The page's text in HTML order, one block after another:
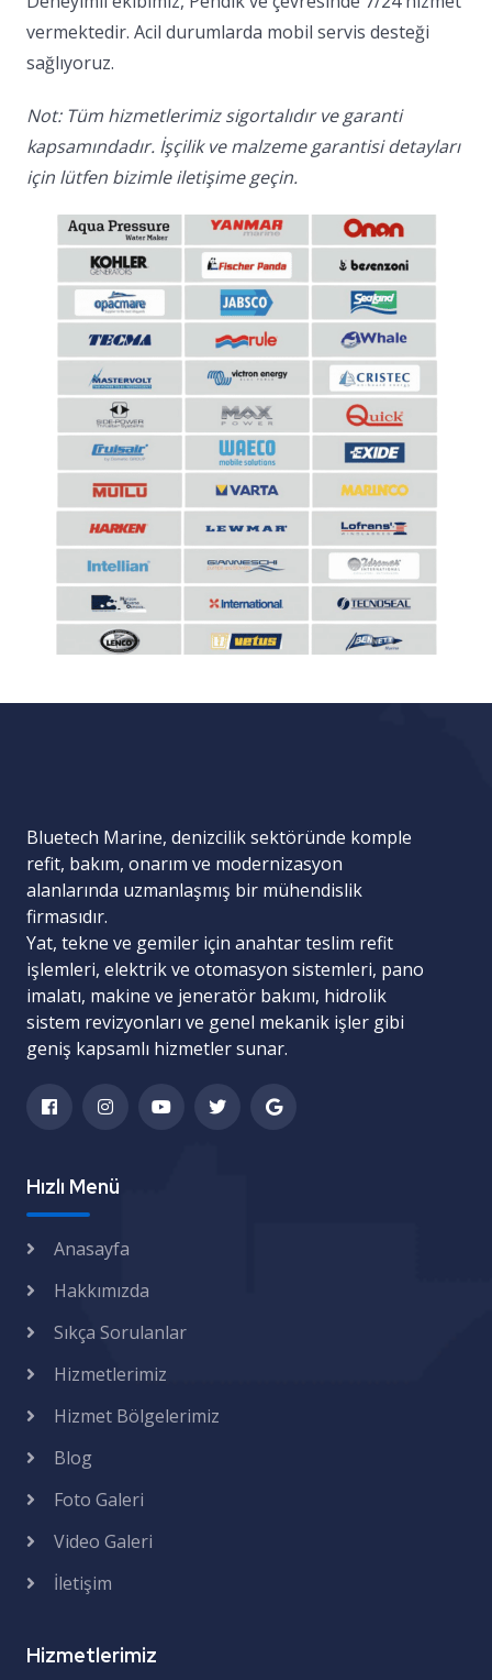
vermektedir. Acil durumlarda mobil servis desteği
sağlıyoruz.
Not: Tüm hizmetlerimiz sigortalıdır ve garanti
kapsamındadır. İşçilik ve malzeme garantisi detayları
için lütfen bizimle iletişime geçin.
Bluetech Marine, denizcilik sektöründe komple
refit, bakım, onarım ve modernizasyon
alanlarında uzmanlaşmış bir mühendislik
firmasıdır.
Yat, tekne ve gemiler için anahtar teslim refit
işlemleri, elektrik ve otomasyon sistemleri, pano
imalatı, makine ve jeneratör bakımı, hidrolik
sistem revizyonları ve genel mekanik işler gibi
geniş kapsamlı hizmetler sunar.
Hızlı Menü
Anasayfa
Hakkımızda
Sıkça Sorulanlar
Hizmetlerimiz
Hizmet Bölgelerimiz
Blog
Foto Galeri
Video Galeri
İletişim
Hizmetlerimiz